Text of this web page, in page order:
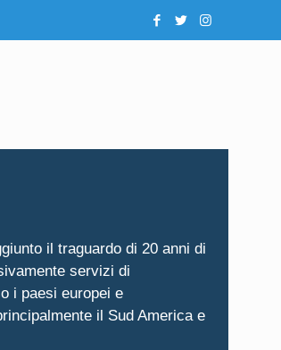
il traguardo di 20 anni di
servizi di
i paesi europei e
il Sud America e